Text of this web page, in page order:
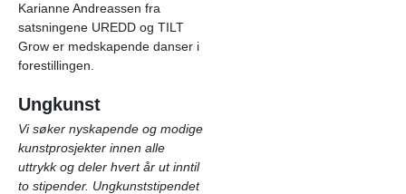
Karianne Andreassen fra
satsningene UREDD og TILT
Grow er medskapende danser i
forestillingen.
Ungkunst
Vi søker nyskapende og modige
kunstprosjekter innen alle
uttrykk og deler hvert år ut inntil
to stipender. Ungkunststipendet